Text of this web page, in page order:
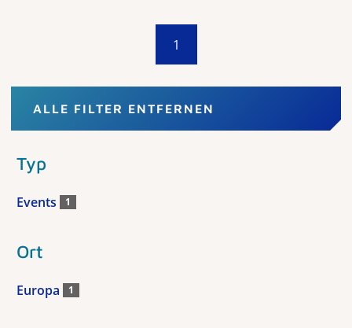
1
ALLE FILTER ENTFERNEN
Typ
Events 1
Ort
Europa 1